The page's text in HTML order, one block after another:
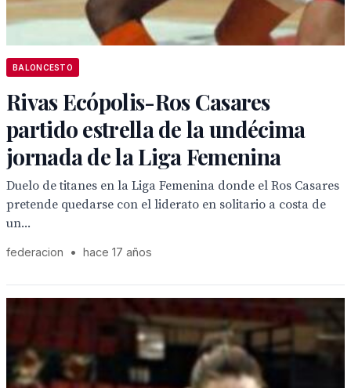
BALONCESTO
Rivas Ecópolis-Ros Casares
partido estrella de la undécima
jornada de la Liga Femenina
Duelo de titanes en la Liga Femenina donde el Ros Casares
pretende quedarse con el liderato en solitario a costa de
un...
federacion • hace 17 años